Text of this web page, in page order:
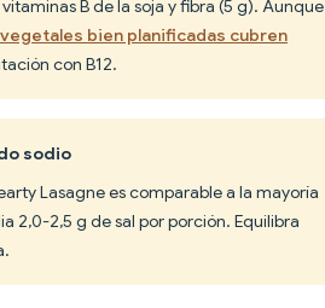
B de la soja y fibra (5 g). Aunque
bien planificadas cubren
con B12.
sodio
Lasagne es comparable a la mayoría
2,0-2,5 g de sal por porción. Equilibra